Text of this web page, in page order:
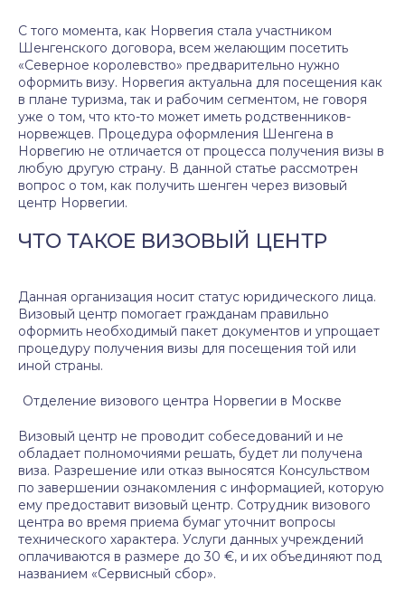
С того момента, как Норвегия стала участником
Шенгенского договора, всем желающим посетить
«Северное королевство» предварительно нужно
оформить визу. Норвегия актуальна для посещения как
в плане туризма, так и рабочим сегментом, не говоря
уже о том, что кто-то может иметь родственников-
норвежцев. Процедура оформления Шенгена в
Норвегию не отличается от процесса получения визы в
любую другую страну. В данной статье рассмотрен
вопрос о том, как получить шенген через визовый
центр Норвегии.
ЧТО ТАКОЕ ВИЗОВЫЙ ЦЕНТР
Данная организация носит статус юридического лица.
Визовый центр помогает гражданам правильно
оформить необходимый пакет документов и упрощает
процедуру получения визы для посещения той или
иной страны.
Отделение визового центра Норвегии в Москве
Визовый центр не проводит собеседований и не
обладает полномочиями решать, будет ли получена
виза. Разрешение или отказ выносятся Консульством
по завершении ознакомления с информацией, которую
ему предоставит визовый центр. Сотрудник визового
центра во время приема бумаг уточнит вопросы
технического характера. Услуги данных учреждений
оплачиваются в размере до 30 €, и их объединяют под
названием «Сервисный сбор».